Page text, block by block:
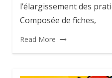
l’élargissement des
Composée de fiches,
Read More